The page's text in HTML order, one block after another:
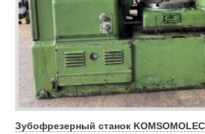
Зубофрезерный станок